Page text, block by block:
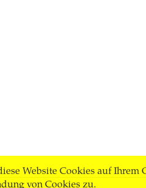
Website Cookies auf Ihrem
von Cookies zu.